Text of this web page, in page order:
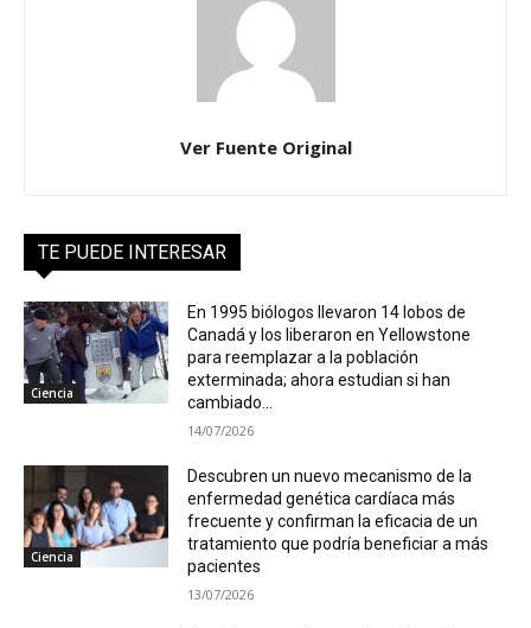
Ver Fuente Original
TE PUEDE INTERESAR
Ciencia
En 1995 biólogos llevaron 14 lobos de
Canadá y los liberaron en Yellowstone
para reemplazar a la población
exterminada; ahora estudian si han
cambiado...
14/07/2026
Ciencia
Descubren un nuevo mecanismo de la
enfermedad genética cardíaca más
frecuente y confirman la eficacia de un
tratamiento que podría beneficiar a más
pacientes
13/07/2026